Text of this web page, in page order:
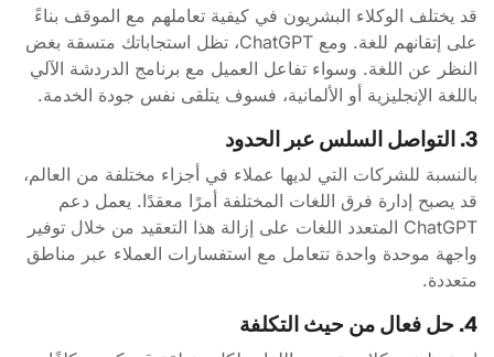
قد يختلف الوكلاء البشريون في كيفية تعاملهم مع الموقف بناءً
على إتقانهم للغة. ومع ChatGPT، تظل استجاباتك متسقة بغض
النظر عن اللغة. وسواء تفاعل العميل مع برنامج الدردشة الآلي
باللغة الإنجليزية أو الألمانية، فسوف يتلقى نفس جودة الخدمة.
3. التواصل السلس عبر الحدود
بالنسبة للشركات التي لديها عملاء في أجزاء مختلفة من العالم،
قد يصبح إدارة فرق اللغات المختلفة أمرًا معقدًا. يعمل دعم
ChatGPT المتعدد اللغات على إزالة هذا التعقيد من خلال توفير
واجهة موحدة واحدة تتعامل مع استفسارات العملاء عبر مناطق
متعددة.
4. حل فعال من حيث التكلفة